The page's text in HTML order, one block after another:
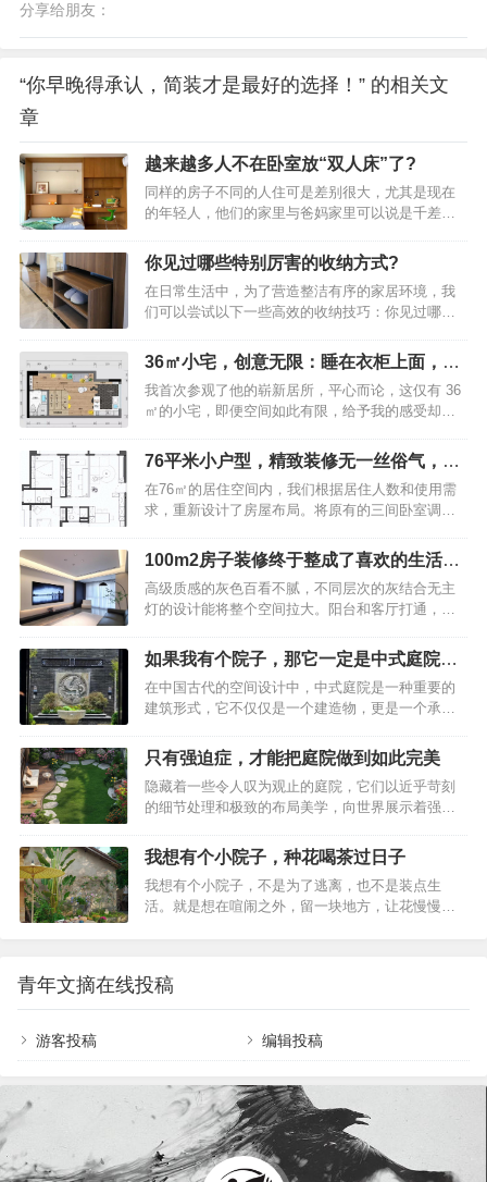
分享给朋友：
“你早晚得承认，简装才是最好的选择！” 的相关文
章
越来越多人不在卧室放“双人床”了?
同样的房子不同的人住可是差别很大，尤其是现在
的年轻人，他们的家里与爸妈家里可以说是千差万
活态度上和对家具的选择上。就比如同样是睡觉的
卧室，爸妈他们对卧室的理解是：无论哪个卧室，
都必须要有一个双人床和一个标准的衣柜，不然能
叫卧室？越来越多人不在卧室放“双人床”了？学学广
东人的做法，美观实用年轻人则不同，他们认为卧
室虽然是用来睡觉的，但不能只用来睡觉，能融入
都使用千篇一律的双人床，只要能躺下睡个好觉，
就是好床，就…
你见过哪些特别厉害的收纳方式?
在日常生活中，为了营造整洁有序的家居环境，我
们可以尝试以下一些高效的收纳技巧：你见过哪些
洁，建议安装一个顶天立地的鞋柜，这样可以将换
季鞋子和当季常穿的鞋子有序地分开存放。你见过
哪些特别厉害的收纳方式？飘窗利用如果你家拥有
飘窗，不妨将其改造成一个实用的收纳柜或书桌，
既能节省空间，又能增添家居的功能性。你见过哪
些特别厉害的收纳方式？客厅收纳在客厅中放置一
让家居摆放显得更加丰富多彩。你见过哪些特别厉
害的收纳方式？垂直…
36㎡小宅，创意无限：睡在衣柜上面，空
间却毫不拥挤!
我首次参观了他的崭新居所，平心而论，这仅有 36
㎡的小宅，即便空间如此有限，给予我的感受却是
害，全屋的设计可谓是极为“走心”！36㎡小宅，创意
无限：睡在衣柜上面，空间却毫不拥挤！这便是那
房子的户型图，属于公寓的户型样式。听他讲述，
在刚购买之时，就是一个方盒子般的户型。36㎡小
宅，创意无限：睡在衣柜上面，空间却毫不拥挤！
小户型并没有独立设置的玄关，不过，进屋之后的
计，既简单又实用，白色的柜门也显得格外清新耐
看。从…
76平米小户型，精致装修无一丝俗气，堪
称家装典范之作
在76㎡的居住空间内，我们根据居住人数和使用需
求，重新设计了房屋布局。将原有的三间卧室调整
足了屋主的需求，被打造成了一个光线充足、通透
的书房。这里不仅是居家办公的理想场所，还特别
设置了攀岩墙和瑜伽角，为屋主提供了娱乐和休憩
的空间。76平米小户型，精致装修无一丝俗气，堪
称家装典范之作平面布置图客厅76平米小户型，精
致装修无一丝俗气，堪称家装典范之作客厅虽然小
木百叶，形成了连续的窗带效果，让光线能够灵活
地进入室内…
100m2房子装修终于整成了喜欢的生活模
样
高级质感的灰色百看不腻，不同层次的灰结合无主
灯的设计能将整个空间拉大。阳台和客厅打通，显
阳台、厨房地面灰色瓷砖通铺，卧室和书房都是铺
设地砖；全屋墙面乳胶漆。100m2房子装修花费了
15万，终于整成了喜欢的生活模样客厅电视机柜和
餐边柜，包括厨房的橱柜，都是全屋定制，柜门进
行定制，这样比较省钱。100m2房子装修花费了15
万，终于整成了喜欢的生活模样沙发背景墙轻奢是
万，终于整成了喜欢的生活模样过道通过一些紧…
如果我有个院子，那它一定是中式庭院的
模样
在中国古代的空间设计中，中式庭院是一种重要的
建筑形式，它不仅仅是一个建造物，更是一个承载
优美的景色，还能感受到一种深刻的文化内涵。中
式庭院的历史可以追溯到商周时期，那时的庭院多
以居住为目的装置。随着时间的推移，它们逐渐演
变成一种更为复杂和精致的空间，不仅仅用于居
住，还加入了更多的文化和艺术元素。如果我有个
院子，那它一定是中式庭院的模样【一】普通中式
来看看普通的中式庭院，它一般是住宅的一部分；
通常由房屋、庭…
只有强迫症，才能把庭院做到如此完美
隐藏着一些令人叹为观止的庭院，它们以近乎苛刻
的细节处理和极致的布局美学，向世界展示着强迫
的延伸，更是对完美主义的极致追求。当你踏入这
些庭院，你会深刻感受到：只有强迫症，才能把庭
院做到如此完美。只有强迫症，才能把庭院做到如
此完美。01精雕细琢的布局，强迫症的完美体现走
排，既保证了空间的流畅性，又增添了视觉上的层
次感。主入口与小径的转折，每一个角落的点缀，
都经过精心规划…
我想有个小院子，种花喝茶过日子
我想有个小院子，不是为了逃离，也不是装点生
活。就是想在喧闹之外，留一块地方，让花慢慢
关，世界就小了院墙不必高，篱笆也行。推开木
门，外面的车声人语就被挡了一半。脚踩进泥土
里，心才落了地。小院子不大，却能把整个世界的
慌张隔在外面。春天翻土时，铁锹碰着去年埋下的
落叶堆在墙角沤肥，冬天雪后站在檐下看枯枝挂白
——这些事没人催，也没人…
青年文摘在线投稿
游客投稿 编辑投稿